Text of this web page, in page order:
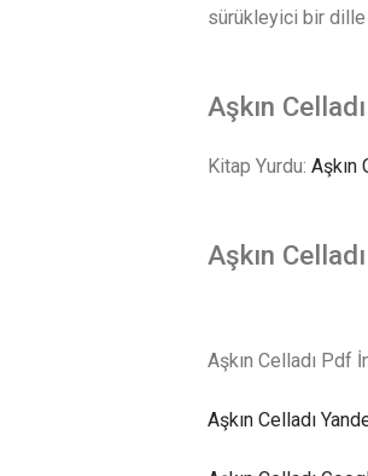
sürükleyici bir dille
Aşkın
Kitap Yurdu: Aşkın
Aşkın
Aşkın Celladı Pdf
Aşkın Celladı